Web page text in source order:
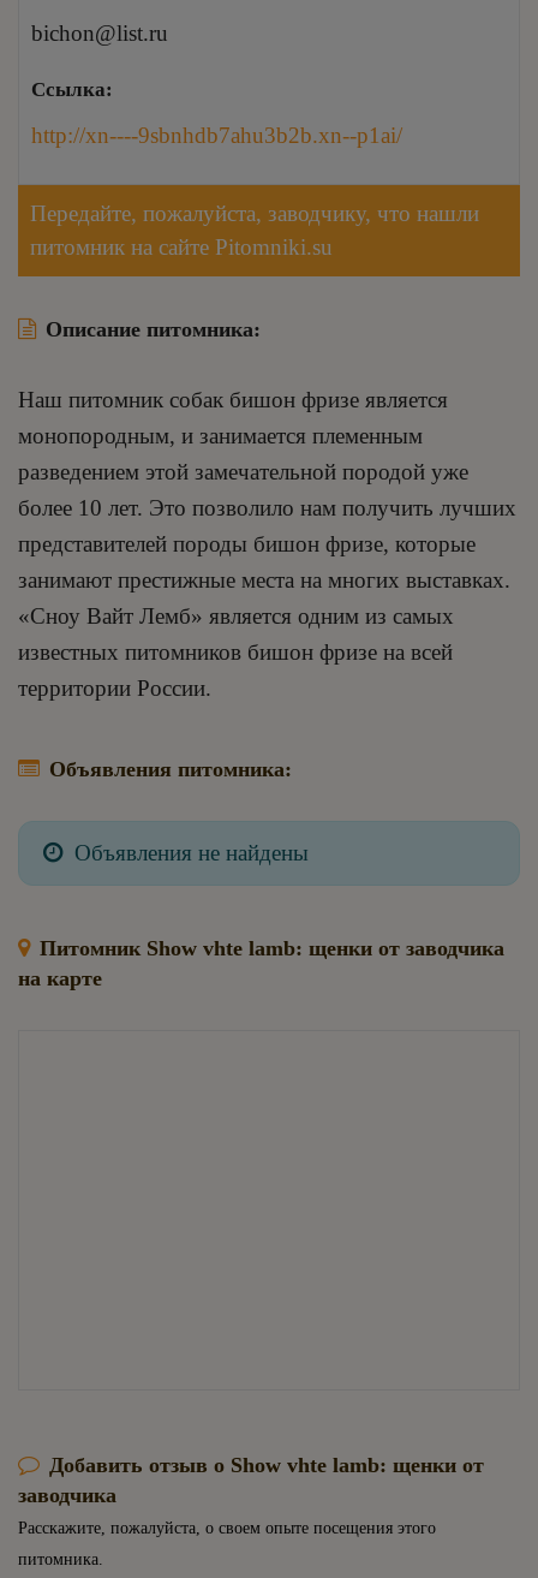
bichon@list.ru
Ссылка:
http://xn----9sbnhdb7ahu3b2b.xn--p1ai/
Передайте, пожалуйста, заводчику, что нашли
питомник на сайте Pitomniki.su
Описание питомника:
Наш питомник собак бишон фризе является
монопородным, и занимается племенным
разведением этой замечательной породой уже
более 10 лет. Это позволило нам получить лучших
представителей породы бишон фризе, которые
занимают престижные места на многих выставках.
«Сноу Вайт Лемб» является одним из самых
известных питомников бишон фризе на всей
территории России.
Объявления питомника:
Объявления не найдены
Питомник Show vhte lamb: щенки от заводчика
на карте
Добавить отзыв о Show vhte lamb: щенки от
заводчика
Расскажите, пожалуйста, о своем опыте посещения этого
питомника.